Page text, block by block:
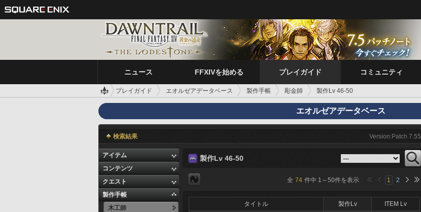
ニュース FFXIVを始める プレイガイド コミュニティ
プレイガイド エオルゼアデータベース 製作手帳 彫金師 製作Lv 46-50
エオルゼアデータベース
検索結果 Version:Patch 7.55
アイテム
コンテンツ
クエスト
製作手帳
木工師
製作Lv 46-50
全 74 件中 1 ～50件を表示 1 2
タイトル 製作Lv ITEM Lv